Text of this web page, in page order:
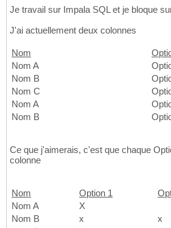
Je travail sur Impala SQL et je bloque
J'ai actuellement deux colonnes
Nom
Nom A
Nom B
Nom C
Nom A
Nom B
Ce que j'aimerais, c'est que chaque
colonne
Nom Option 1
Nom A
X
Nom B
x
x